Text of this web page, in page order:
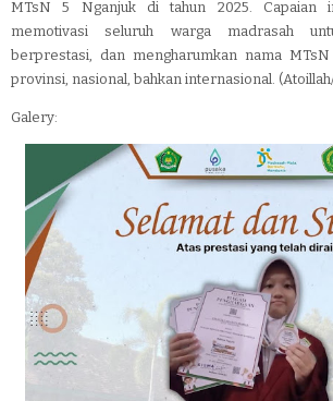
MTsN 5 Nganjuk di tahun 2025. Capaian
memotivasi seluruh warga madrasah
berprestasi, dan mengharumkan nama
provinsi, nasional, bahkan internasional.
Galery: